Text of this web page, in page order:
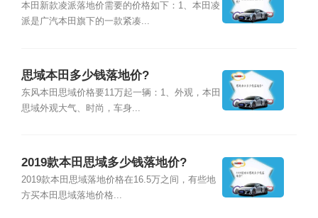
本田新款凌派落地价需要的价格如下：1、本田凌
派是广汽本田旗下的一款紧凑...
思域本田多少钱落地价?
东风本田思域价格要11万起一辆：1、外观，本田
思域外观大气、时尚，车身...
2019款本田思域多少钱落地价?
2019款本田思域落地价格在16.5万之间，有些地
方买本田思域落地价格...